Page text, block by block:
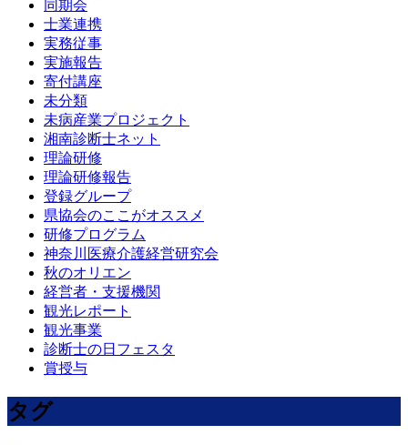
同期会
士業連携
実務従事
実施報告
寄付講座
未分類
未病産業プロジェクト
湘南診断士ネット
理論研修
理論研修報告
登録グループ
県協会のここがオススメ
研修プログラム
神奈川医療介護経営研究会
秋のオリエン
経営者・支援機関
観光レポート
観光事業
診断士の日フェスタ
賞授与
タグ